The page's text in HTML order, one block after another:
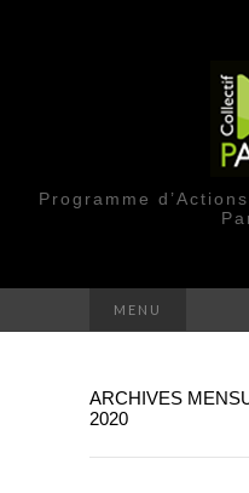
Programme
MENU
ARCHIVES
2020